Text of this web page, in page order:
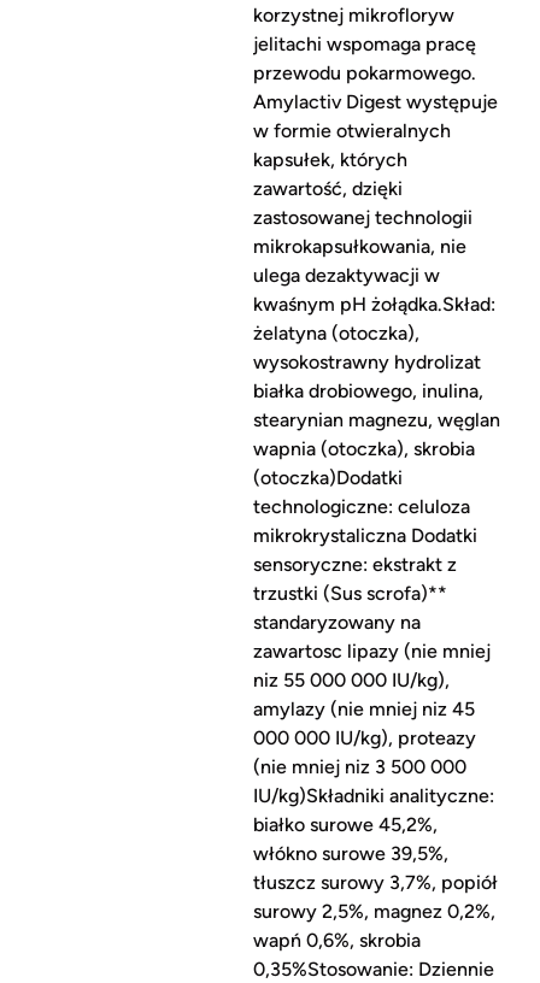
korzystnej mikrofloryw
jelitachi wspomaga pracę
przewodu pokarmowego.
Amylactiv Digest występuje
w formie otwieralnych
kapsułek, których
zawartość, dzięki
zastosowanej technologii
mikrokapsułkowania, nie
ulega dezaktywacji w
kwaśnym pH żołądka.Skład:
żelatyna (otoczka),
wysokostrawny hydrolizat
białka drobiowego, inulina,
stearynian magnezu, węglan
wapnia (otoczka), skrobia
(otoczka)Dodatki
technologiczne: celuloza
mikrokrystaliczna Dodatki
sensoryczne: ekstrakt z
trzustki (Sus scrofa)**
standaryzowany na
zawartosc lipazy (nie mniej
niz 55 000 000 IU/kg),
amylazy (nie mniej niz 45
000 000 IU/kg), proteazy
(nie mniej niz 3 500 000
IU/kg)Składniki analityczne:
białko surowe 45,2%,
włókno surowe 39,5%,
tłuszcz surowy 3,7%, popiół
surowy 2,5%, magnez 0,2%,
wapń 0,6%, skrobia
0,35%Stosowanie: Dziennie